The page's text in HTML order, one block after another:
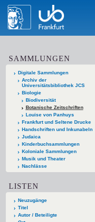
SAMMLUNGEN
Digitale Sammlungen
Archiv der
Universitätsbibliothek JCS
Biologie
Biodiversität
Botanische Zeitschriften
Louise von Panhuys
Frankfurt und Seltene Drucke
Handschriften und Inkunabeln
Judaica
Kinderbuchsammlungen
Koloniale Sammlungen
Musik und Theater
Nachlässe
LISTEN
Neuzugänge
Titel
Autor / Beteiligte